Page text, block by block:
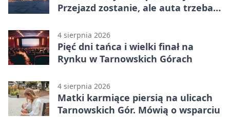
Przejazd zostanie, ale auta trzeba
4 sierpnia 2026
Pięć dni tańca i wielki finał na
Rynku w Tarnowskich Górach
4 sierpnia 2026
Matki karmiące piersią na ulicach
Tarnowskich Gór. Mówią o wsparciu